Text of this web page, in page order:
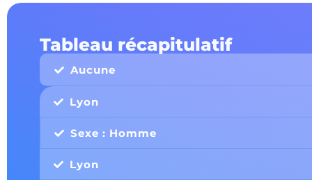
Tableau récapitulatif
Aucune
Lyon
Sexe : Homme
Lyon